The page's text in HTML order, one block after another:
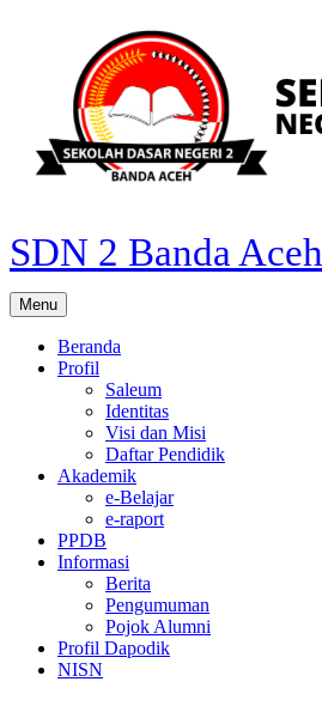
SDN 2 Banda Aceh
Menu
Beranda
Profil
Saleum
Identitas
Visi dan Misi
Daftar Pendidik
Akademik
e-Belajar
e-raport
PPDB
Informasi
Berita
Pengumuman
Pojok Alumni
Profil Dapodik
NISN